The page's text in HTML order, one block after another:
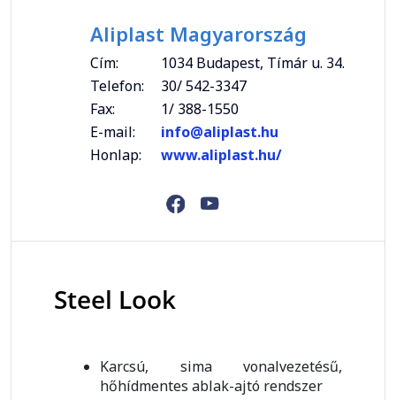
Aliplast Magyarország
Cím:
1034 Budapest, Tímár u. 34.
Telefon:
30/ 542-3347
Fax:
1/ 388-1550
E-mail:
info@aliplast.hu
Honlap:
www.aliplast.hu/
Steel Look
Karcsú, sima vonalvezetésű,
hőhídmentes ablak-ajtó rendszer